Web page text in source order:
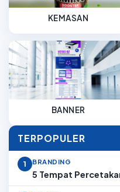
KEMASAN
BANNER
TERPOPULER
1 BRANDING
5 Tempat